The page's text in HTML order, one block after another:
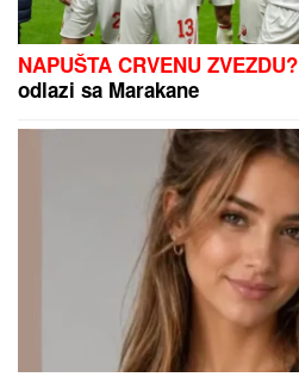
NAPUŠTA CRVENU ZVEZDU?
odlazi sa Marakane